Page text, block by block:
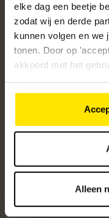
elke dag een beetje
zodat wij en derde
kunnen volgen en we
tonen. Door op
akkoord met het
Alleen
Klantenservice
Over ons
4.8 /5
Altijd op de
Ontvang de beste
Aanmelden